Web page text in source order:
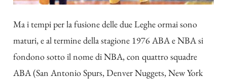
Ma i tempi per la fusione delle due Leghe ormai sono
maturi, e al termine della stagione 1976 ABA e NBA si
fondono sotto il nome di NBA, con quattro squadre
ABA (San Antonio Spurs, Denver Nuggets, New York